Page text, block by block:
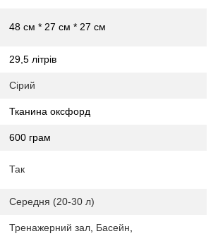
48 см * 27 см * 27 см
29,5 літрів
Сірий
Тканина оксфорд
600 грам
Так
Середня (20-30 л)
Тренажерний зал Басейн